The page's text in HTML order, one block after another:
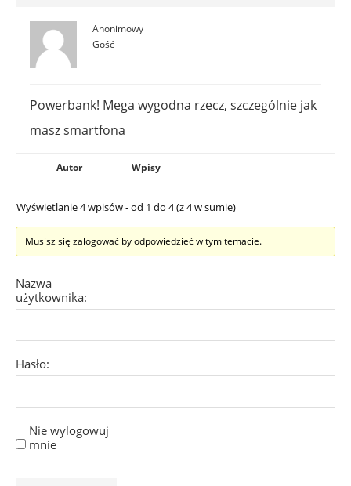
Anonimowy
Gość
Powerbank! Mega wygodna rzecz, szczególnie jak
masz smartfona
Autor Wpisy
Wyświetlanie 4 wpisów - od 1 do 4 (z 4 w sumie)
Musisz się zalogować by odpowiedzieć w tym temacie.
Nazwa
użytkownika:
Hasło:
Nie wylogowuj
mnie